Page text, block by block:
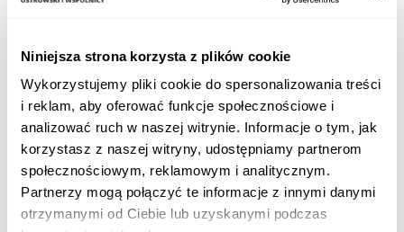
Niniejsza strona korzysta z plików cookie
Wykorzystujemy pliki cookie do spersonalizowania treści
i reklam, aby oferować funkcje społecznościowe i
analizować ruch w naszej witrynie. Informacje o tym, jak
korzystasz z naszej witryny, udostępniamy partnerom
społecznościowym, reklamowym i analitycznym.
Partnerzy mogą połączyć te informacje z innymi danymi
otrzymanymi od Ciebie lub uzyskanymi podczas
Bezprawne wpisy i treści w Internecie
Prawo prasowe
Reklama i branża kreatywna